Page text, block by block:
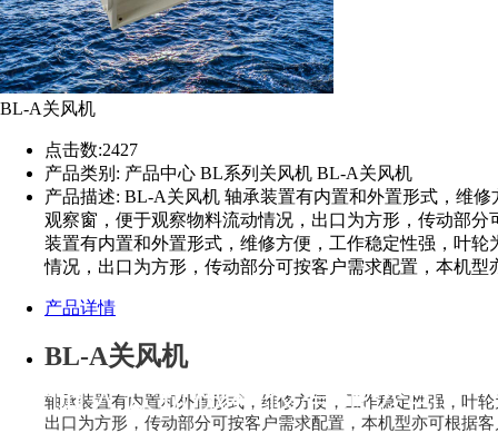
BL-A关风机
点击数:2427
产品类别: 产品中心 BL系列关风机 BL-A关风机
产品描述: BL-A关风机 轴承装置有内置和外置形式，维
观察窗，便于观察物料流动情况，出口为方形，传动部
装置有内置和外置形式，维修方便，工作稳定性强，叶
情况，出口为方形，传动部分可按客户需求配置，本机型
产品详情
BL-A关风机
轴承装置有内置和外置形式，维修方便，工作稳定性强，叶
出口为方形，传动部分可按客户需求配置，本机型亦可根据
丹阳人众机械科技有限公司